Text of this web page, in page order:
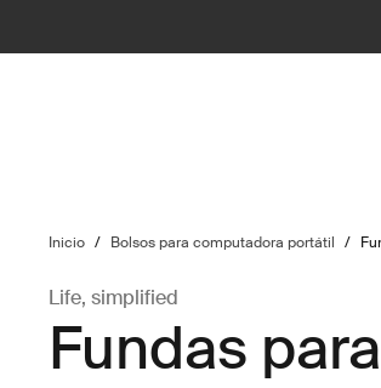
Inicio / Bolsos para computadora portátil /
Life, simplified
Fundas